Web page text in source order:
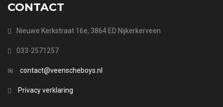
CONTACT
Nieuwe Kerkstraat 16e, 3864 ED Nijkerkerveen
033-2571257
contact@veenscheboys.nl
Privacy verklaring